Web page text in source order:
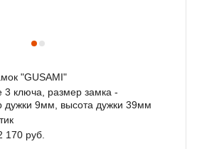
"GUSAMI"
3 ключа, размер замка -
дужки 9мм, высота дужки 39мм
170 руб.